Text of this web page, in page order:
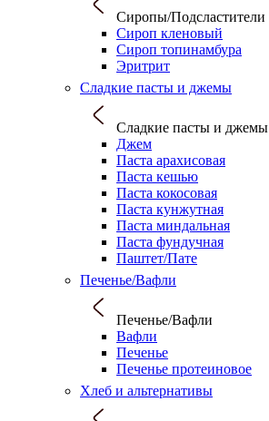
Сиропы/Подсластители
Сироп кленовый
Сироп топинамбура
Эритрит
Сладкие пасты и джемы
Сладкие пасты и джемы
Джем
Паста арахисовая
Паста кешью
Паста кокосовая
Паста кунжутная
Паста миндальная
Паста фундучная
Паштет/Пате
Печенье/Вафли
Печенье/Вафли
Вафли
Печенье
Печенье протеиновое
Хлеб и альтернативы